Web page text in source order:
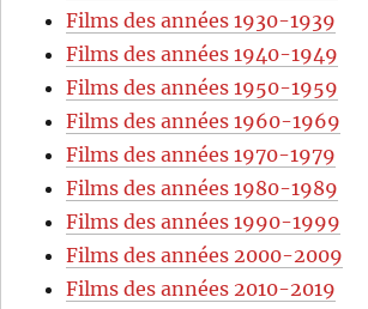
Films des années 1930-1939
Films des années 1940-1949
Films des années 1950-1959
Films des années 1960-1969
Films des années 1970-1979
Films des années 1980-1989
Films des années 1990-1999
Films des années 2000-2009
Films des années 2010-2019